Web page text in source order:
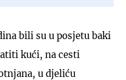
bili su u posjetu baki
kući, na cesti
u djeliću